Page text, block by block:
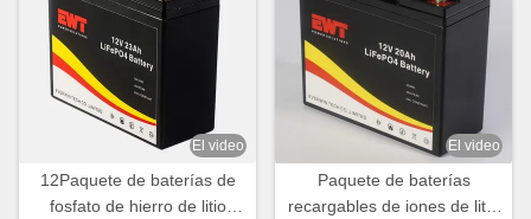
El video
12Paquete de baterías de
fosfato de hierro de litio
El video
Paquete de baterías
recargables de iones de litio